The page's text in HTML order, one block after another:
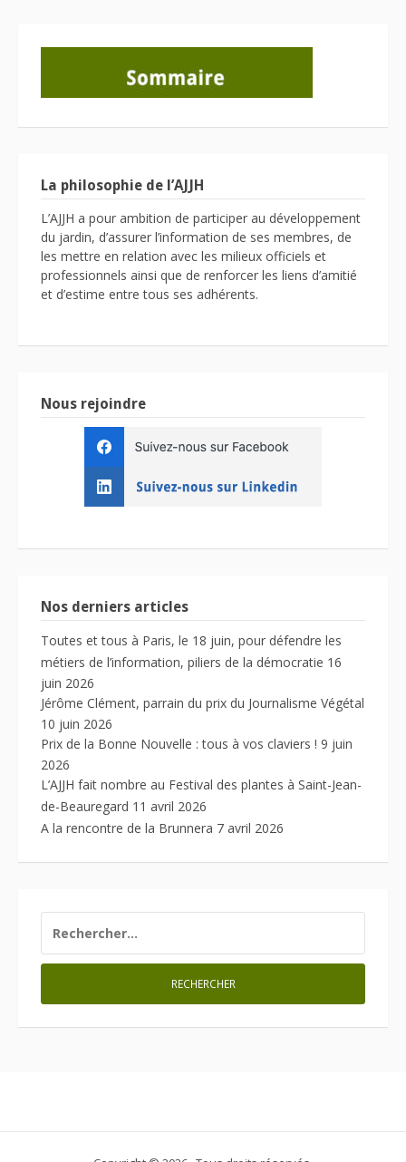
La philosophie de l’AJJH
L’AJJH a pour ambition de participer au développement
du jardin, d’assurer l’information de ses membres, de
les mettre en relation avec les milieux officiels et
professionnels ainsi que de renforcer les liens d’amitié
et d’estime entre tous ses adhérents.
Nous rejoindre
Nos derniers articles
Toutes et tous à Paris, le 18 juin, pour défendre les
métiers de l’information, piliers de la démocratie 16
juin 2026
Jérôme Clément, parrain du prix du Journalisme Végétal
10 juin 2026
Prix de la Bonne Nouvelle : tous à vos claviers ! 9 juin
2026
L’AJJH fait nombre au Festival des plantes à Saint-Jean-
de-Beauregard 11 avril 2026
A la rencontre de la Brunnera 7 avril 2026